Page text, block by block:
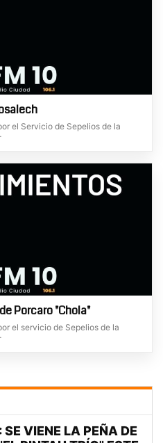
el Servicio de Sepelios de la
Porcaro "Chola"
el servicio de Sepelios de la